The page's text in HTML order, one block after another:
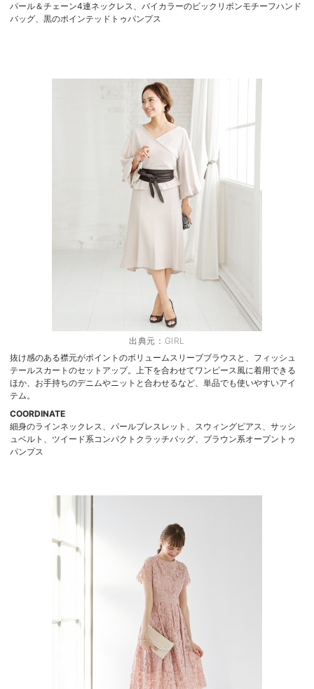
パール＆チェーン4連ネックレス、バイカラーのビックリボンモチーフハンド
バッグ、黒のポインテッドトゥパンプス
出典元： GIRL
抜け感のある襟元がポイントのボリュームスリーブブラウスと、フィッシュ
テールスカートのセットアップ。上下を合わせてワンピース風に着用できる
ほか、お手持ちのデニムやニットと合わせるなど、単品でも使いやすいアイ
テム。
COORDINATE
細身のラインネックレス、パールブレスレット、スウィングピアス、サッシ
ュベルト、ツイード系コンパクトクラッチバッグ、ブラウン系オープントゥ
パンプス